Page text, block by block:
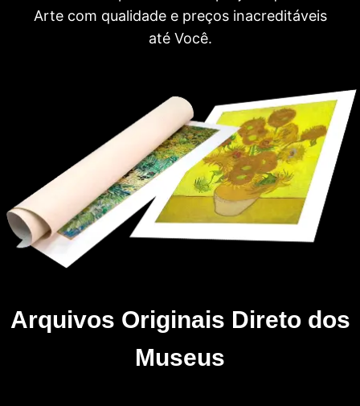
Arte com qualidade e preços inacreditáveis
até Você.
Arquivos Originais Direto dos
Museus